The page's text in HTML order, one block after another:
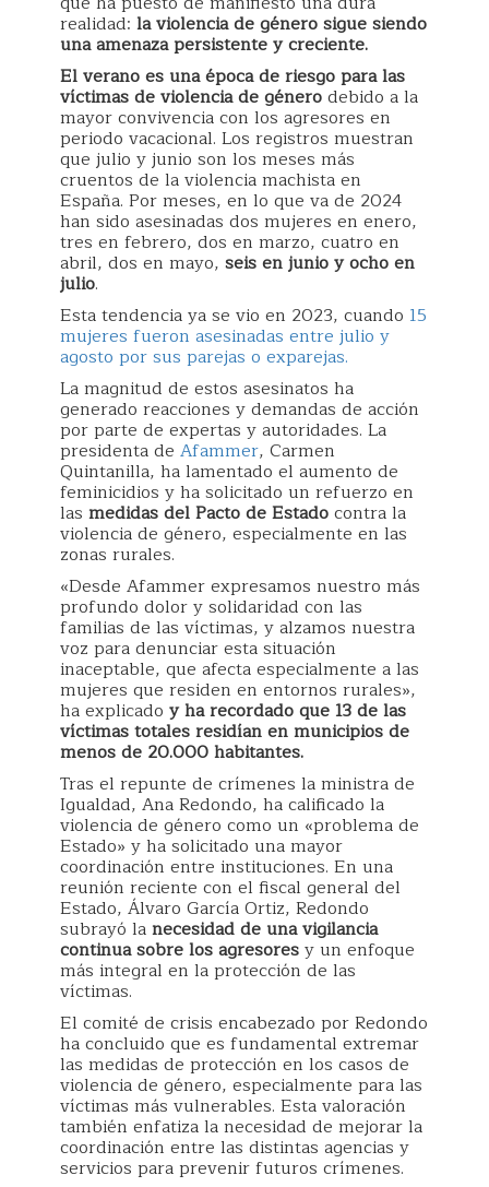
realidad: la violencia de género sigue siendo
una amenaza persistente y creciente.
El verano es una época de riesgo para las
víctimas de violencia de génerodebido a la
mayor convivencia con los agresores en
periodo vacacional. Los registros muestran
que julio y junio son los meses más
cruentos de la violencia machista en
España. Por meses, en lo que va de 2024
han sido asesinadas dos mujeres en enero,
tres en febrero, dos en marzo, cuatro en
abril, dos en mayo, seis en junio y ocho en
julio.
Esta tendencia ya se vio en 2023, cuando 15
mujeres fueron asesinadas entre julio y
agosto por sus parejas o exparejas.
La magnitud de estos asesinatos ha
generado reacciones y demandas de acción
por parte de expertas y autoridades. La
presidenta de Afammer, Carmen
Quintanilla, ha lamentado el aumento de
feminicidios y ha solicitado un refuerzo en
las medidas del Pacto de Estadocontra la
violencia de género, especialmente en las
zonas rurales.
«Desde Afammer expresamos nuestro más
profundo dolor y solidaridad con las
familias de las víctimas, y alzamos nuestra
voz para denunciar esta situación
inaceptable, que afecta especialmente a las
mujeres que residen en entornos rurales»,
ha explicado y ha recordado que 13 de las
víctimas totales residían en municipios de
menos de 20.000 habitantes.
Tras el repunte de crímenes la ministra de
Igualdad, Ana Redondo, ha calificado la
violencia de género como un «problema de
Estado» y ha solicitado una mayor
coordinación entre instituciones. En una
reunión reciente con el fiscal general del
Estado, Álvaro García Ortiz, Redondo
subrayó lanecesidad de una vigilancia
continua sobre los agresoresy un enfoque
más integral en la protección de las
víctimas.
El comité de crisis encabezado por Redondo
ha concluido que es fundamental extremar
las medidas de protección en los casos de
violencia de género, especialmente para las
víctimas más vulnerables. Esta valoración
también enfatiza la necesidad de mejorar la
coordinación entre las distintas agencias y
servicios para prevenir futuros crímenes.